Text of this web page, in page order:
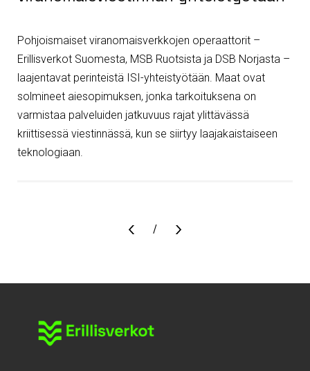
Pohjoismaiset viranomaisverkkojen operaattorit –
Erillisverkot Suomesta, MSB Ruotsista ja DSB Norjasta –
laajentavat perinteistä ISI-yhteistyötään. Maat ovat
solmineet aiesopimuksen, jonka tarkoituksena on
varmistaa palveluiden jatkuvuus rajat ylittävässä
kriittisessä viestinnässä, kun se siirtyy laajakaistaiseen
teknologiaan.
Sivu
/